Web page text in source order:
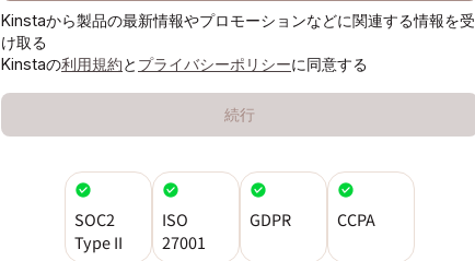
Kinstaから製品の最新情報やプロモーションなどに関連する情報を受
け取る
Kinstaの利用規約と プライバシーポリシーに同意する
続行
SOC2
Type II
ISO
27001
GDPR CCPA